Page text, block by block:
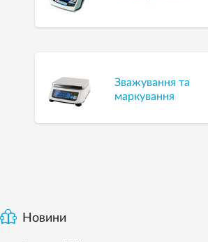
Зважування та
маркування
Новини